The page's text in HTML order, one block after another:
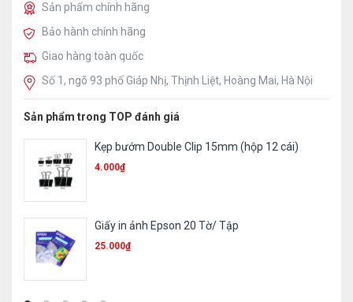
Sản phẩm chính hãng
Bảo hành chính hãng
Giao hàng toàn quốc
Số 1, ngõ 93 phố Giáp Nhị, Thịnh Liệt, Hoàng Mai, Hà Nội
Sản phẩm trong TOP đánh giá
Kẹp bướm Double Clip 15mm (hộp 12 cái)
Giấy in ảnh Epson 20 Tờ/ Tập
₫